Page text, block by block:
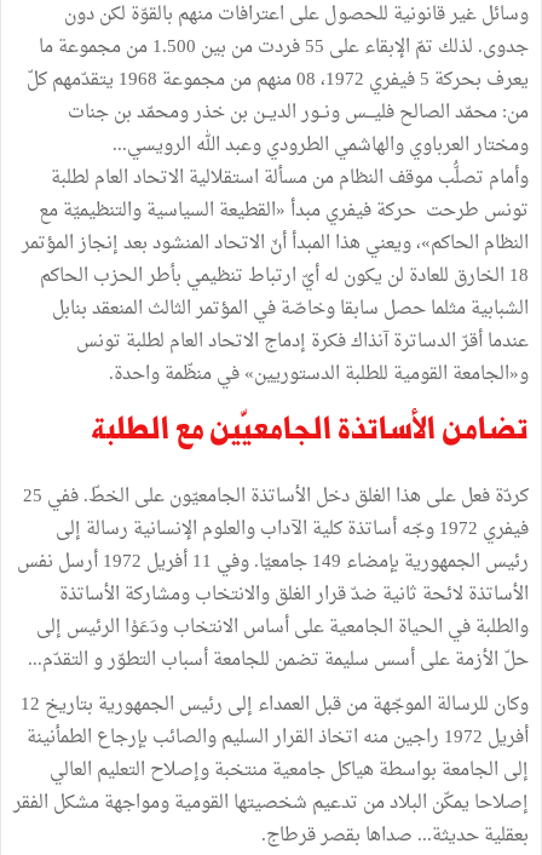
وسائل غير قانونية للحصول على اعترافات منهم بالقوّة لكن دون
جدوى. لذلك تمّ الإبقاء على 55 فردت من بين 1.500 من مجموعة ما
يعرف بحركة 5 فيفري 1972، 08 منهم من مجموعة 1968 يتقدّمهم كلّ
من: محمّد الصالح فليـــس ونــور الديــن بن خذر ومحمّد بن جنات
ومختار العرباوي والهاشمي الطرودي وعبد الله الرويسي...
وأمام تصلُّب موقف النظام من مسألة استقلالية الاتحاد العام لطلبة
تونس طرحت حركة فيفري مبدأ «القطيعة السياسية والتنظيميّة مع
النظام الحاكم»، ويعني هذا المبدأ أنّ الاتحاد المنشود بعد إنجاز المؤتمر
18 الخارق للعادة لن يكون له أيّ ارتباط تنظيمي بأطر الحزب الحاكم
الشبابية مثلما حصل سابقا وخاصّة في المؤتمر الثالث المنعقد بنابل
عندما أقرّ الدساترة آنذاك فكرة إدماج الاتحاد العام لطلبة تونس
و«الجامعة القومية للطلبة الدستوريين» في منظّمة واحدة.
تضامن الأساتذة الجامعيّين مع الطلبة
كردّة فعل على هذا الغلق دخل الأساتذة الجامعيّون على الخطّ. ففي 25
فيفري 1972 وجّه أساتذة كلية الآداب والعلوم الإنسانية رسالة إلى
رئيس الجمهورية بإمضاء 149 جامعيّا. وفي 11 أفريل 1972 أرسل نفس
الأساتذة لائحة ثانية ضدّ قرار الغلق والانتخاب ومشاركة الأساتذة
والطلبة في الحياة الجامعية على أساس الانتخاب ودَعَوْا الرئيس إلى
حلّ الأزمة على أسس سليمة تضمن للجامعة أسباب التطوّر و التقدّم...
وكان للرسالة الموجّهة من قبل العمداء إلى رئيس الجمهورية بتاريخ 12
أفريل 1972 راجين منه اتخاذ القرار السليم والصائب بإرجاع الطمأنينة
إلى الجامعة بواسطة هياكل جامعية منتخبة وإصلاح التعليم العالي
إصلاحا يمكّن البلاد من تدعيم شخصيتها القومية ومواجهة مشكل الفقر
بعقلية حديثة... صداها بقصر قرطاج.